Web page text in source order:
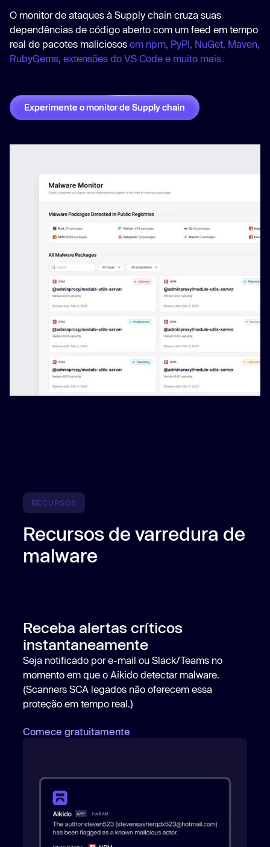
O monitor de ataques à Supply chain cruza suas
dependências de código aberto com um feed em tempo
real de pacotes maliciosos em npm, PyPI, NuGet, Maven,
RubyGems, extensões do VS Code e muito mais.
Experimente o monitor de Supply chain
RECURSOS
Recursos de varredura de
malware
Receba alertas críticos
instantaneamente
Seja notificado por e-mail ou Slack/Teams no
momento em que o Aikido detectar malware.
(Scanners SCA legados não oferecem essa
proteção em tempo real.)
Comece gratuitamente